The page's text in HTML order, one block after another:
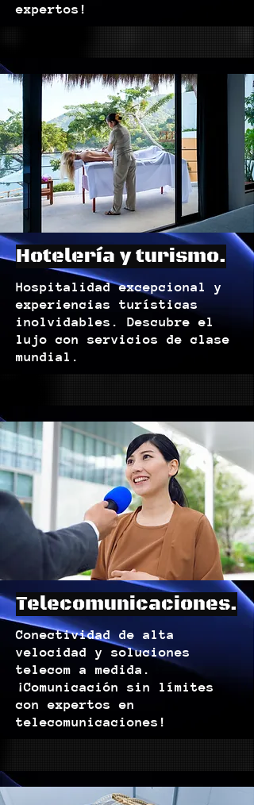
expertos!
Hotelería y turismo.
Hospitalidad excepcional y
experiencias turísticas
inolvidables. Descubre el
lujo con servicios de clase
mundial.
Telecomunicaciones.
Conectividad de alta
velocidad y soluciones
telecom a medida.
¡Comunicación sin límites
con expertos en
telecomunicaciones!